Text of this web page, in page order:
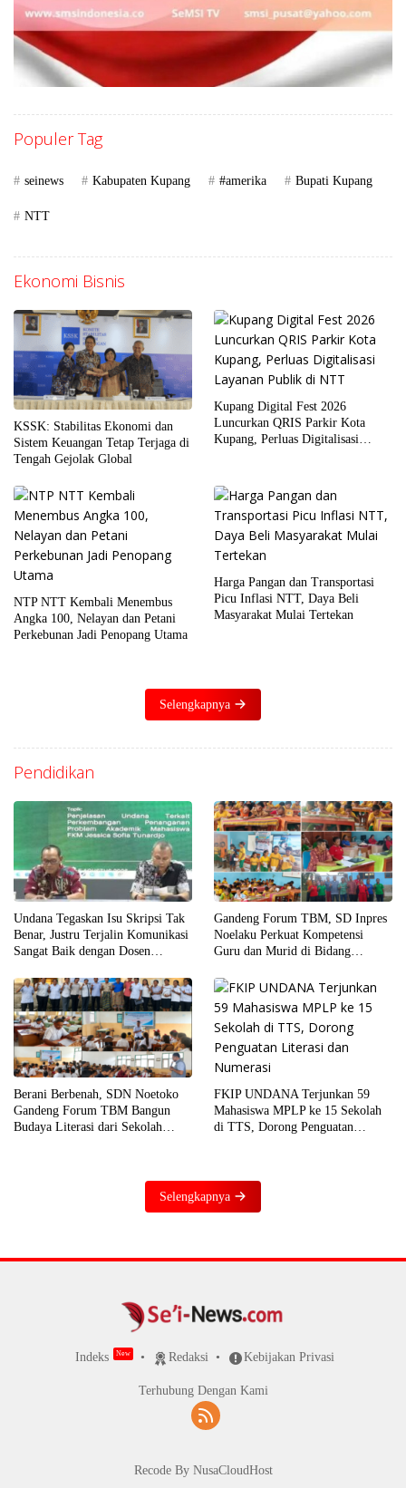
Populer Tag
seinews Kabupaten Kupang #amerika Bupati Kupang
NTT
Ekonomi Bisnis
KSSK: Stabilitas Ekonomi dan
Sistem Keuangan Tetap Terjaga di
Tengah Gejolak Global
Kupang Digital Fest 2026
Luncurkan QRIS Parkir Kota
Kupang, Perluas Digitalisasi
NTP NTT Kembali Menembus
Angka 100, Nelayan dan Petani
Perkebunan Jadi Penopang Utama
Harga Pangan dan Transportasi
Picu Inflasi NTT, Daya Beli
Masyarakat Mulai Tertekan
Selengkapnya
Pendidikan
Undana Tegaskan Isu Skripsi Tak
Benar, Justru Terjalin Komunikasi
Sangat Baik dengan Dosen
Gandeng Forum TBM, SD Inpres
Noelaku Perkuat Kompetensi
Guru dan Murid di Bidang
Berani Berbenah, SDN Noetoko
Gandeng Forum TBM Bangun
Budaya Literasi dari Sekolah
FKIP UNDANA Terjunkan 59
Mahasiswa MPLP ke 15 Sekolah
di TTS, Dorong Penguatan
Selengkapnya
Indeks Redaksi Kebijakan Privasi
Terhubung Dengan Kami
Recode By NusaCloudHost